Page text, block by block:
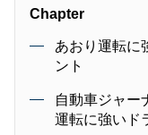
Chapter
あおり運転に
ント
自動車ジャー
運転に強いド